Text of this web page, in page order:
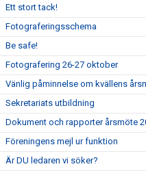
Ett stort tack!
Fotograferingsschema
Be safe!
Fotografering 26-27 oktober
Vänlig påminnelse om kvällens
Sekretariats utbildning
Dokument och rapporter årsmöte
Föreningens mejl ur funktion
Är DU ledaren vi söker?